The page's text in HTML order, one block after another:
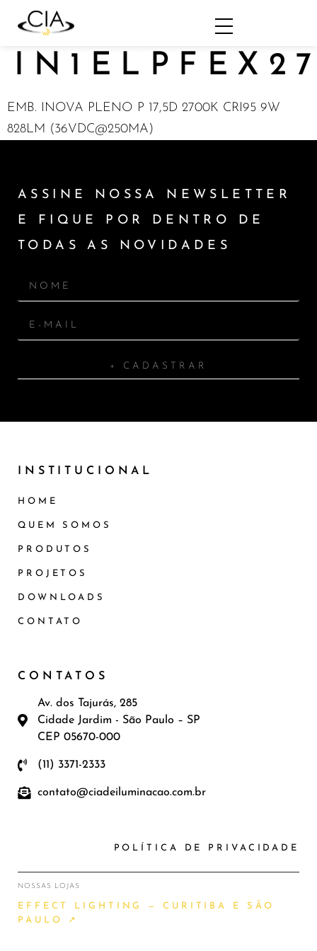
EMB. INOVA PLENO P 17,5D 2700K CRI95 9W
828LM (36VDC@250MA)
ASSINE NOSSA NEWSLETTER
E FIQUE POR DENTRO DE
TODAS AS NOVIDADES
+ CADASTRAR
INSTITUCIONAL
HOME
QUEM SOMOS
PRODUTOS
PROJETOS
DOWNLOADS
CONTATO
CONTATOS
Av. dos Tajurás, 285
Cidade Jardim - São Paulo – SP
CEP 05670-000
(11) 3371-2333
contato@ciadeiluminacao.com.br
POLÍTICA DE PRIVACIDADE
NOSSAS LOJAS
EFFECT LIGHTING — CURITIBA E SÃO
PAULO ↗